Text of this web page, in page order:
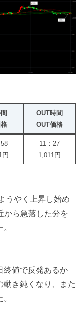
OUT時間
OUT価格
円
11：27
1,011円
うやく上昇し始め
から急落した分を
終値で反発あるか
動き鈍くなり、また